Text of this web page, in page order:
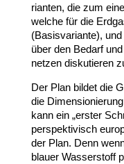
ri­anten, die zum
welche für die
(Basis­va­riante),
über den Bedarf
netzen disku­tieren
Der Plan bildet die
die
kann ein „erster
perspek­ti­visch
der Plan. Denn
blauer Wasser­stoff